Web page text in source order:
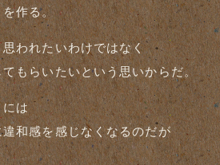
を作る。
われたいわけではなく
もらいたいという思いからだ。
には
和感を感じなくなるのだが